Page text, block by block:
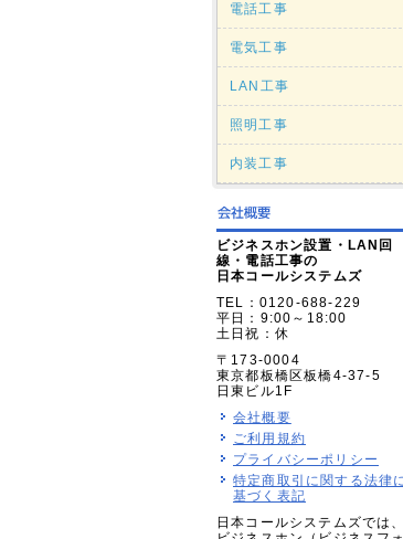
電話工事
電気工事
LAN工事
照明工事
内装工事
ビジネスホン設置・LAN回
線・電話工事の
日本コールシステムズ
TEL：0120-688-229
平日：9:00～18:00
土日祝：休
〒173-0004
東京都板橋区板橋4-37-5
日東ビル1F
会社概要
ご利用規約
プライバシーポリシー
特定商取引に関する法律
基づく表記
日本コールシステムズでは、